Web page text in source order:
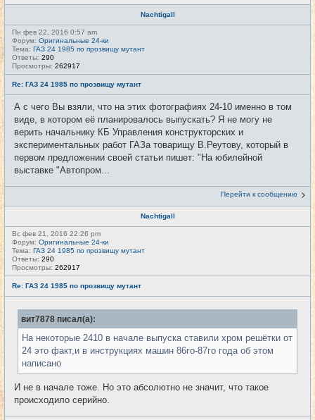
Nachtigall
Пн фев 22, 2016 0:57 am
Форум: Оригинальные 24-ки
Тема: ГАЗ 24 1985 по прозвищу мутант
Ответы: 290
Просмотры: 262917
Re: ГАЗ 24 1985 по прозвищу мутант
А с чего Вы взяли, что на этих фотографиях 24-10 именно в том
виде, в котором её планировалось выпускать? Я не могу не
верить начальнику КБ Управления конструкторских и
экспериментальных работ ГАЗа товарищу В.Реутову, который в
первом предложении своей статьи пишет: "На юбилейной
выставке "Автопром...
Перейти к сообщению
Nachtigall
Вс фев 21, 2016 22:26 pm
Форум: Оригинальные 24-ки
Тема: ГАЗ 24 1985 по прозвищу мутант
Ответы: 290
Просмотры: 262917
Re: ГАЗ 24 1985 по прозвищу мутант
вит7878 писал(а):
На некоторые 2410 в начале выпуска ставили хром решётки от
24 это факт,и в инструкциях машин 86го-87го года об этом
написано
И не в начале тоже. Но это абсолютно не значит, что такое
происходило серийно.